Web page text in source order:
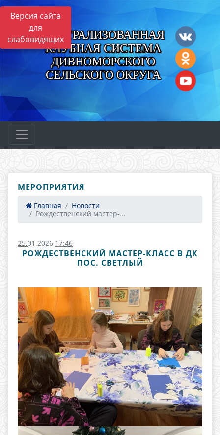
Версия сайта
для
слабовидящихЦЕНТРАЛИЗОВАННАЯ
КЛУБНАЯ СИСТЕМА
ДИВНОМОРСКОГО
СЕЛЬСКОГО ОКРУГА
МЕРОПРИЯТИЯ
Главная
Новости
Рождественский мастер-...
25.01.2026 17:46
РОЖДЕСТВЕНСКИЙ МАСТЕР-КЛАСС В ДК
ПОС. СВЕТЛЫЙ